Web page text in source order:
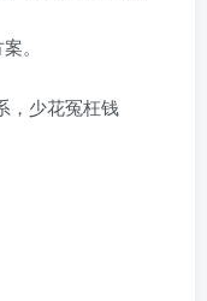
。
，少花冤枉钱